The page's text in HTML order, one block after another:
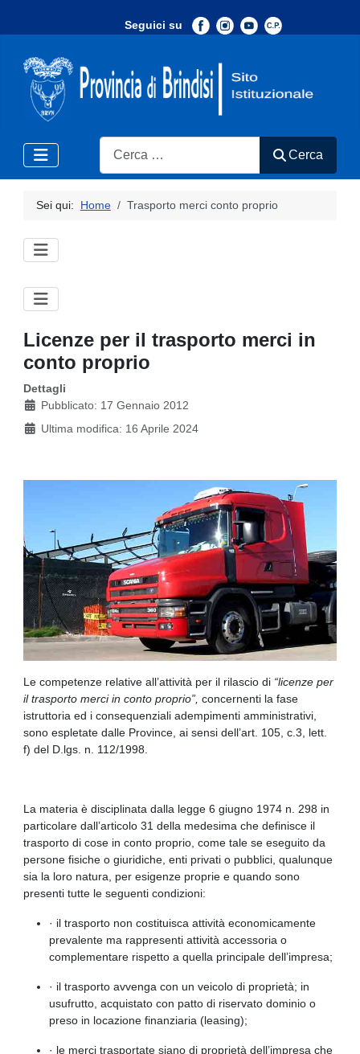
Seguici su
Search
Cerca
Sei qui: Home Trasporto merci conto proprio
Licenze per il trasporto merci in
conto proprio
Dettagli
Pubblicato: 17 Gennaio 2012
Ultima modifica: 16 Aprile 2024
Le competenze relative all’attività per il rilascio di “licenze per
il trasporto merci in conto proprio”, concernenti la fase
istruttoria ed i consequenziali adempimenti amministrativi,
sono espletate dalle Province, ai sensi dell’art. 105, c.3, lett.
f) del D.lgs. n. 112/1998.
La materia è disciplinata dalla legge 6 giugno 1974 n. 298 in
particolare dall’articolo 31 della medesima che definisce il
trasporto di cose in conto proprio, come tale se eseguito da
persone fisiche o giuridiche, enti privati o pubblici, qualunque
sia la loro natura, per esigenze proprie e quando sono
presenti tutte le seguenti condizioni:
· il trasporto non costituisca attività economicamente
prevalente ma rappresenti attività accessoria o
complementare rispetto a quella principale dell’impresa;
· il trasporto avvenga con un veicolo di proprietà; in
usufrutto, acquistato con patto di riservato dominio o
preso in locazione finanziaria (leasing);
· le merci trasportate siano di proprietà dell’impresa che